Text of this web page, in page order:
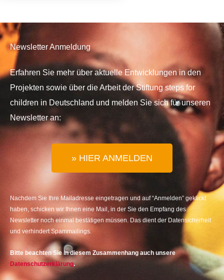
Newsletter Anmeldung
Erfahren Sie mehr über aktuelle Entwicklungen in den
Projekten sowie über die Arbeit der Stiftung steps for
children in Deutschland und melden Sie sich für unseren
Newsletter an:
» HIER ANMELDEN
Nachdem Sie Ihre Mailadresse eingetragen und auf “Anmelden” geklickt
haben, schicken wir Ihnen eine Mail, in der Sie den Empfang des
Newsletter noch einmal bestätigen müssen. Das dient der Datensicherheit
und verhindert Spammailings.
Bitte beachten Sie in diesem Zusammenhang auch unsere
Datenschutzerklärung.